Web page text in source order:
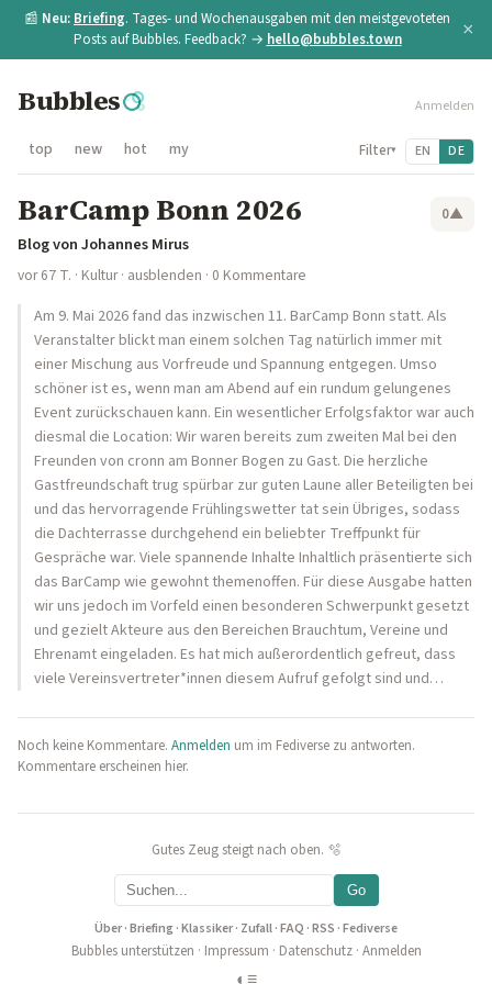
📰 Neu: Briefing. Tages- und Wochenausgaben mit den meistgevoteten
Posts auf Bubbles. Feedback? → hello@bubbles.town ×
Bubbles Anmelden
top new hot my Filter▾ EN DE
BarCamp Bonn 2026 0▲
Blog von Johannes Mirus
vor 67 T. · Kultur· ausblenden · 0 Kommentare
Am 9. Mai 2026 fand das inzwischen 11. BarCamp Bonn statt. Als
Veranstalter blickt man einem solchen Tag natürlich immer mit
einer Mischung aus Vorfreude und Spannung entgegen. Umso
schöner ist es, wenn man am Abend auf ein rundum gelungenes
Event zurückschauen kann. Ein wesentlicher Erfolgsfaktor war auch
diesmal die Location: Wir waren bereits zum zweiten Mal bei den
Freunden von cronn am Bonner Bogen zu Gast. Die herzliche
Gastfreundschaft trug spürbar zur guten Laune aller Beteiligten bei
und das hervorragende Frühlingswetter tat sein Übriges, sodass
die Dachterrasse durchgehend ein beliebter Treffpunkt für
Gespräche war. Viele spannende Inhalte Inhaltlich präsentierte sich
das BarCamp wie gewohnt themenoffen. Für diese Ausgabe hatten
wir uns jedoch im Vorfeld einen besonderen Schwerpunkt gesetzt
und gezielt Akteure aus den Bereichen Brauchtum, Vereine und
Ehrenamt eingeladen. Es hat mich außerordentlich gefreut, dass
viele Vereinsvertreter*innen diesem Aufruf gefolgt sind und…
Noch keine Kommentare. Anmelden um im Fediverse zu antworten.
Kommentare erscheinen hier.
Gutes Zeug steigt nach oben. 🫧
Go
Über·Briefing·Klassiker· Zufall·FAQ ·RSS ·Fediverse
Bubbles unterstützen · Impressum · Datenschutz· Anmelden
◐ ≡